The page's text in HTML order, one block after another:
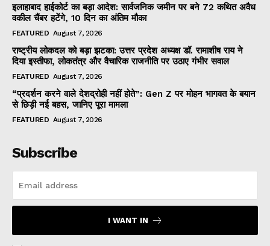
इलाहाबाद हाईकोर्ट का बड़ा आदेश: सार्वजनिक जमीन पर बने 72 कथित अवैध
वकील चैंबर हटेंगे, 10 दिन का अंतिम मौका
FEATURED August 7, 2026
राष्ट्रीय लोकदल को बड़ा झटका: उत्तर प्रदेश अध्यक्ष डॉ. रामाशीष राय ने
दिया इस्तीफा, लोकतंत्र और वैचारिक राजनीति पर उठाए गंभीर सवाल
FEATURED August 7, 2026
“प्रदर्शन करने वाले देशद्रोही नहीं होते”: Gen Z पर मोहन भागवत के बयान
से छिड़ी नई बहस, जानिए पूरा मामला
FEATURED August 7, 2026
Subscribe
I WANT IN